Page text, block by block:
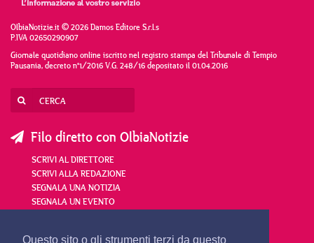
Questo sito o gli strumenti terzi da questo
OlbiaNotizie.it © 2026 Damos Editore S.r.l.s
P.IVA 02650290907
Giornale quotidiano online iscritto nel registro stampa del Tribunale di Tempio
Pausania, decreto n°1/2016 V.G. 248/16 depositato il 01.04.2016
Filo diretto con OlbiaNotizie
SCRIVI AL DIRETTORE
SCRIVI ALLA REDAZIONE
SEGNALA UNA NOTIZIA
SEGNALA UN EVENTO